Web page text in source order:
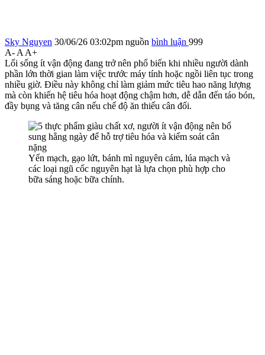
Sky Nguyen 30/06/26 03:02pm nguồn bình luận 999
A- A A+
Lối sống ít vận động đang trở nên phổ biến khi nhiều người dành
phần lớn thời gian làm việc trước máy tính hoặc ngồi liên tục trong
nhiều giờ. Điều này không chỉ làm giảm mức tiêu hao năng lượng
mà còn khiến hệ tiêu hóa hoạt động chậm hơn, dễ dẫn đến táo bón,
đầy bụng và tăng cân nếu chế độ ăn thiếu cân đối.
Yến mạch, gạo lứt, bánh mì nguyên cám, lúa mạch và
các loại ngũ cốc nguyên hạt là lựa chọn phù hợp cho
bữa sáng hoặc bữa chính.